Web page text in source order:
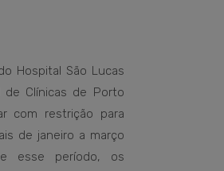
Hospital São Lucas
de Clínicas de Porto
com restrição para
de janeiro a março
esse período, os